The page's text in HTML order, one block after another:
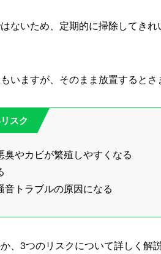
ないため、定期的に掃除してき
いますが、そのまま放置するとさ
スク
やカビが繁殖しやすくなる
トラブルの原因になる
、3つのリスクについて詳しく解